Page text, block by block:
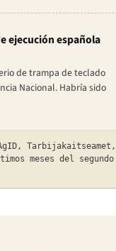
ejecución española
de trampa de teclado
Nacional. Habría sido
Tarbijakaitseamet,
meses del segundo